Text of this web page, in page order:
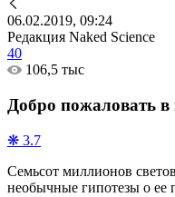
06.02.2019, 09:24
Редакция Naked Science
40
106,5 тыс
Добро пожаловать
❋ 3.7
Семьсот миллионов
необычные гипотезы о ее